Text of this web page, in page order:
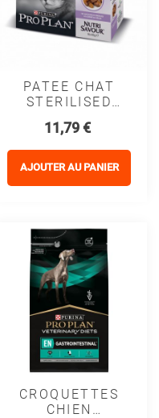
PATEE CHAT
STERILISED
POULET -
PURINA
PROPLAN
Prix
11,79 €
AJOUTER AU PANIER
CROQUETTES
CHIEN